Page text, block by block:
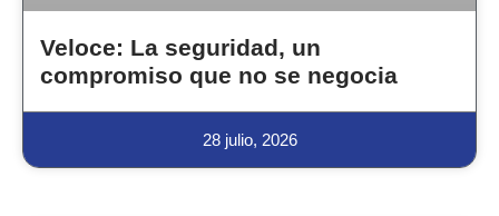
Veloce: La seguridad, un
compromiso que no se negocia
28 julio, 2026